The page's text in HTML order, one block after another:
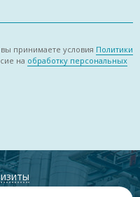
принимаете условия Политики
на обработку персональных